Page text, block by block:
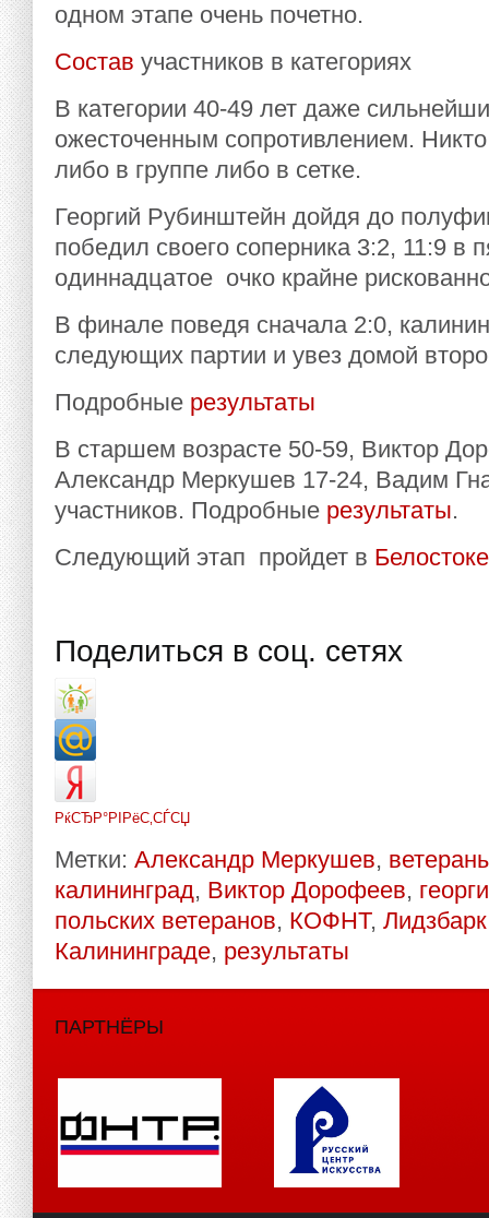
одном этапе очень почетно.
Состав участников в категориях
В категории 40-49 лет даже
ожесточенным сопротивлением.
либо в группе либо в сетке.
Георгий Рубинштейн дойдя до
победил своего соперника 3:2, 11:9 в
одиннадцатое очко крайне
В финале поведя сначала 2:0,
следующих партии и увез домой
Подробные результаты
В старшем возрасте 50-59, Виктор
Александр Меркушев 17-24, Вадим
участников. Подробные результаты.
Следующий этап пройдет в Белостоке
Поделиться в соц. сетях
РќСЂР°РІРёС‚СЃСЏ
Метки: Александр Меркушев,
калининград, Виктор Дорофеев,
польских ветеранов, КОФНТ, Лидзбарк
Калининграде, результаты
ПАРТНЁРЫ